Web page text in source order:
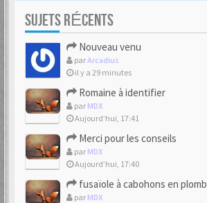
SUJETS RÉCENTS
Nouveau venu
parArcadius
il y a 29 minutes
Romaine à identifier
par MDX
Aujourd’hui, 17:41
Merci pour les conseils
par MDX
Aujourd’hui, 17:40
fusaïole à cabohons en plomb
par MDX